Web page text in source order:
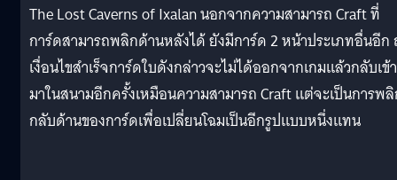
The Lost Caverns of Ixalan นอกจากความสามารถ Craft ที่
การ์ดสามารถพลิกด้านหลังได้ ยังมีการ์ด 2 หน้าประเภทอื่นอีก
เงื่อนไขสำเร็จการ์ดใบดังกล่าวจะไม่ได้ออกจากเกมแล้วกลับเข้า
มาในสนามอีกครั้งเหมือนความสามารถ Craft แต่จะเป็นการพ
กลับด้านของการ์ดเพื่อเปลี่ยนโฉมเป็นอีกรูปแบบหนึ่งแทน